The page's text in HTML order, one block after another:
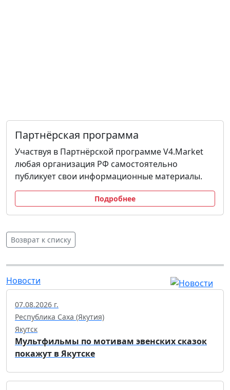
Партнёрская программа
Участвуя в Партнёрской программе V4.Market
любая организация РФ самостоятельно
публикует свои информационные материалы.
Подробнее
Возврат к списку
Новости
07.08.2026 г.
Республика Саха (Якутия)
Якутск
Мультфильмы по мотивам эвенских сказок
покажут в Якутске